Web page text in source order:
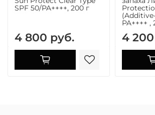
SPF 50/PA++++, 200 г
4 800 руб.
PA++++ ,
4